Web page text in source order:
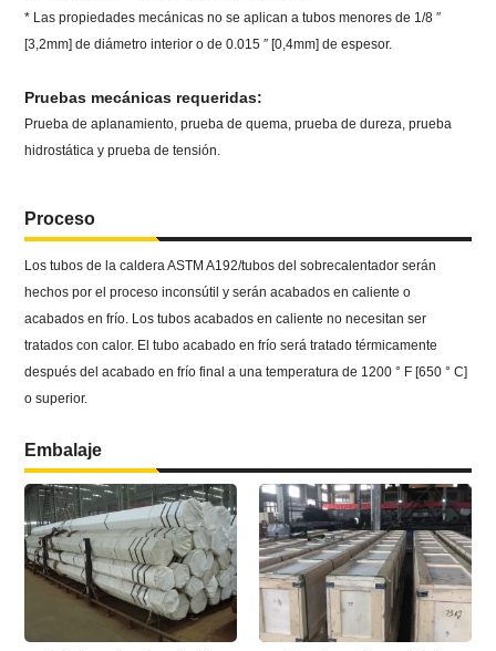
* Las propiedades mecánicas no se aplican a tubos menores de 1/8 ″
[3,2mm] de diámetro interior o de 0.015 ″ [0,4mm] de espesor.
Pruebas mecánicas requeridas:
Prueba de aplanamiento, prueba de quema, prueba de dureza, prueba
hidrostática y prueba de tensión.
Proceso
Los tubos de la caldera ASTM A192/tubos del sobrecalentador serán
hechos por el proceso inconsútil y serán acabados en caliente o
acabados en frío. Los tubos acabados en caliente no necesitan ser
tratados con calor. El tubo acabado en frío será tratado térmicamente
después del acabado en frío final a una temperatura de 1200 ° F [650 ° C]
o superior.
Embalaje